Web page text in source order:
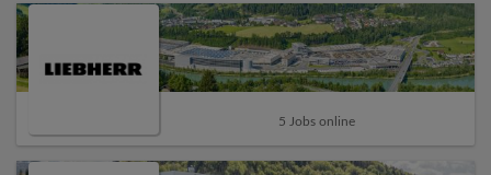
5 Jobs online